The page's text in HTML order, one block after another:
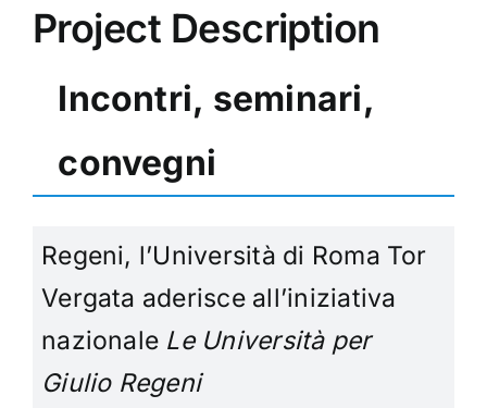
Project Description
Incontri, seminari,
convegni
Regeni, l’Università di Roma Tor
Vergata aderisce all’iniziativa
nazionale Le Università per
Giulio Regeni